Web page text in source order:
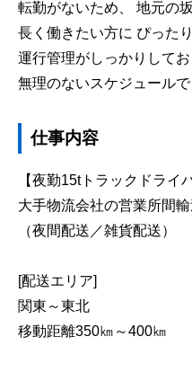
転勤がないため、 地元の
長く働きたい方に ぴった
運行管理がしっかりして
無理のないスケジュール
仕事内容
【夜勤15tトラックドライ
大手物流会社の営業所間輸
（夜間配送／雑貨配送）
[配送エリア]
関東～東北
移動距離350㎞～400㎞